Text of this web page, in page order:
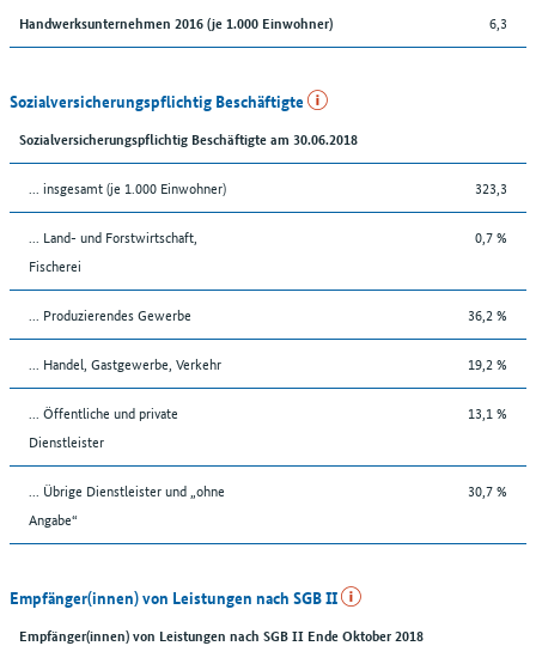
Handwerksunternehmen 2016 (je 1.000 Einwohner) 6,3
Sozialversicherungspflichtig Beschäftigte
Sozialversicherungspflichtig Beschäftigte am 30.06.2018
... insgesamt (je 1.000 Einwohner) 323,3
... Land- und Forstwirtschaft,
Fischerei
0,7 %
... Produzierendes Gewerbe 36,2 %
... Handel, Gastgewerbe, Verkehr 19,2 %
... Öffentliche und private
Dienstleister
13,1 %
... Übrige Dienstleister und „ohne
Angabe“
30,7 %
Empfänger(innen) von Leistungen nach SGB II
Empfänger(innen) von Leistungen nach SGB II Ende Oktober 2018